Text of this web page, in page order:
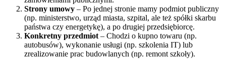
Strony umowy – Po jednej stronie mamy podmiot publiczny
(np. ministerstwo, urząd miasta, szpital, ale też spółki skarbu
państwa czy energetykę), a po drugiej przedsiębiorcę.
Konkretny przedmiot– Chodzi o kupno towaru (np.
autobusów), wykonanie usługi (np. szkolenia IT) lub
zrealizowanie prac budowlanych (np. remont szkoły).